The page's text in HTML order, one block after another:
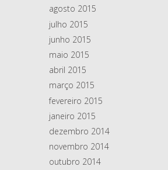
agosto 2015
julho 2015
junho 2015
maio 2015
abril 2015
março 2015
fevereiro 2015
janeiro 2015
dezembro 2014
novembro 2014
outubro 2014